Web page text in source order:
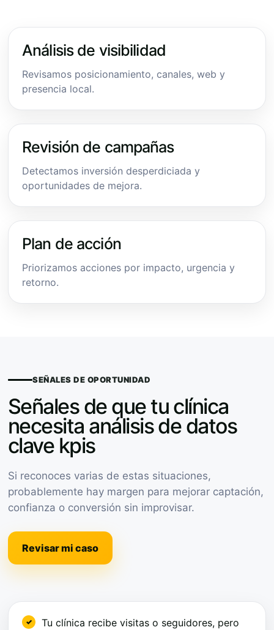
Análisis de visibilidad
Revisamos posicionamiento, canales, web y
presencia local.
Revisión de campañas
Detectamos inversión desperdiciada y
oportunidades de mejora.
Plan de acción
Priorizamos acciones por impacto, urgencia y
retorno.
SEÑALES DE OPORTUNIDAD
Señales de que tu clínica
necesita análisis de datos
clave kpis
Si reconoces varias de estas situaciones,
probablemente hay margen para mejorar captación,
confianza o conversión sin improvisar.
Revisar mi caso
Tu clínica recibe visitas o seguidores, pero